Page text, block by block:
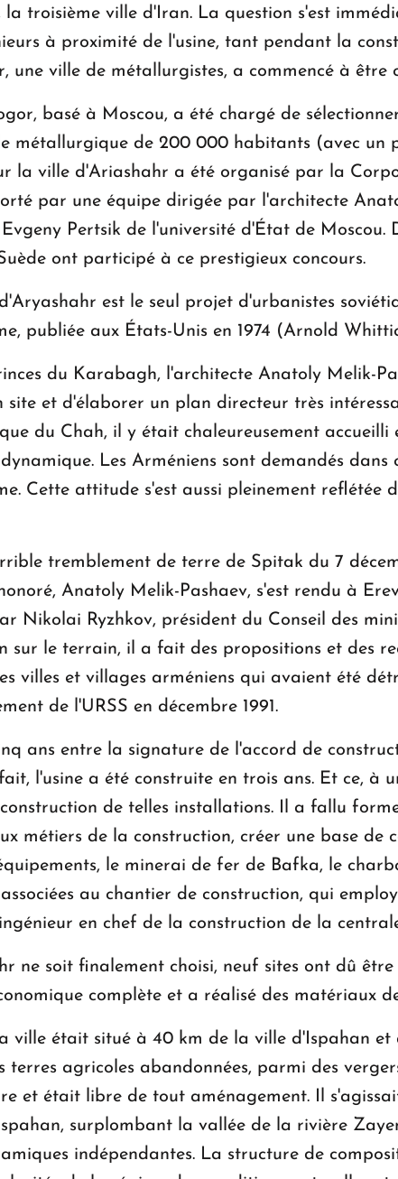
la troisième ville d'Iran. La question s'est
à proximité de l'usine, tant pendant la
une ville de métallurgistes, a commencé à être
basé à Moscou, a été chargé de
métallurgique de 200 000 habitants (avec un
la ville d'Ariashahr a été organisé par la
par une équipe dirigée par l'architecte
Pertsik de l'université d'État de Moscou.
ont participé à ce prestigieux concours.
est le seul projet d'urbanistes
publiée aux États-Unis en 1974 (Arnold
du Karabagh, l'architecte Anatoly Melik-
site et d'élaborer un plan directeur très
du Chah, il y était chaleureusement
Les Arméniens sont demandés
Cette attitude s'est aussi pleinement
tremblement de terre de Spitak du 7
Anatoly Melik-Pashaev, s'est rendu à
Nikolai Ryzhkov, président du Conseil des
sur le terrain, il a fait des propositions et des
villes et villages arméniens qui avaient été
de l'URSS en décembre 1991.
ans entre la signature de l'accord de
l'usine a été construite en trois ans. Et ce,
de telles installations. Il a fallu
métiers de la construction, créer une base de
le minerai de fer de Bafka, le
au chantier de construction, qui
en chef de la construction de la
ne soit finalement choisi, neuf sites ont dû
complète et a réalisé des matériaux
ville était situé à 40 km de la ville d'Ispahan et
agricoles abandonnées, parmi des
et était libre de tout aménagement. Il
surplombant la vallée de la rivière
indépendantes. La structure de